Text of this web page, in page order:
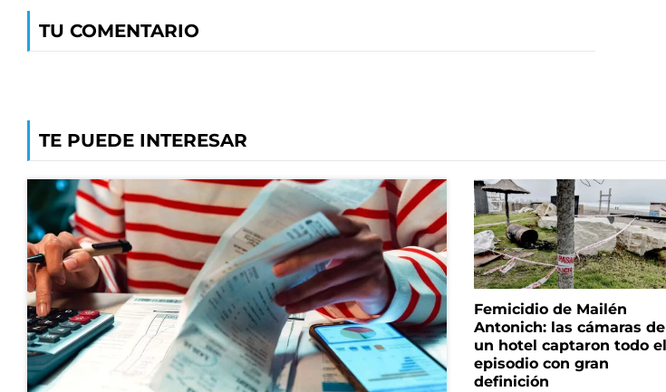
TU COMENTARIO
TE PUEDE INTERESAR
Femicidio de Mailén
Antonich: las cámaras de
un hotel captaron todo el
episodio con gran
definición